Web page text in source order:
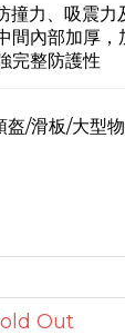
撞力、吸震力
間內部加厚，
完整防護性
盔/滑板/大型
Out